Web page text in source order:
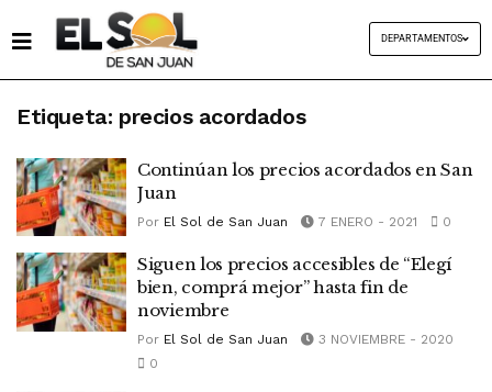
DEPARTAMENTOS
Etiqueta: precios acordados
Continúan los precios acordados en San
Juan
Por El Sol de San Juan 7 ENERO - 2021 0
Siguen los precios accesibles de “Elegí
bien, comprá mejor” hasta fin de
noviembre
Por El Sol de San Juan
3 NOVIEMBRE - 2020
0